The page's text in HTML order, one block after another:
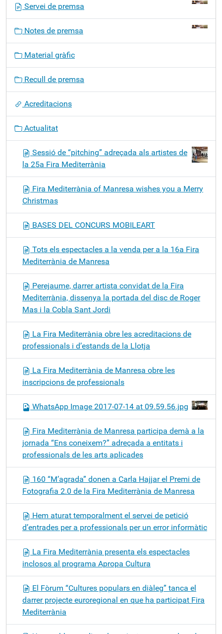
ó
Servei de premsa
Notes de premsa
Material gràfic
Recull de premsa
Acreditacions
Actualitat
Sessió de “pitching” adreçada als artistes de
la 25a Fira Mediterrània
Fira Mediterrània of Manresa wishes you a Merry
Christmas
BASES DEL CONCURS MOBILEART
Tots els espectacles a la venda per a la 16a Fira
Mediterrània de Manresa
Perejaume, darrer artista convidat de la Fira
Mediterrània, dissenya la portada del disc de Roger
Mas i la Cobla Sant Jordi
La Fira Mediterrània obre les acreditacions de
professionals i d’estands de la Llotja
La Fira Mediterrània de Manresa obre les
inscripcions de professionals
WhatsApp Image 2017-07-14 at 09.59.56.jpg
Fira Mediterrània de Manresa participa demà a la
jornada “Ens coneixem?” adreçada a entitats i
professionals de les arts aplicades
160 “M’agrada” donen a Carla Hajjar el Premi de
Fotografia 2.0 de la Fira Mediterrània de Manresa
Hem aturat temporalment el servei de petició
d’entrades per a professionals per un error informàtic
La Fira Mediterrània presenta els espectacles
inclosos al programa Apropa Cultura
El Fòrum “Cultures populars en diàleg” tanca el
darrer projecte euroregional en que ha participat Fira
Mediterrània